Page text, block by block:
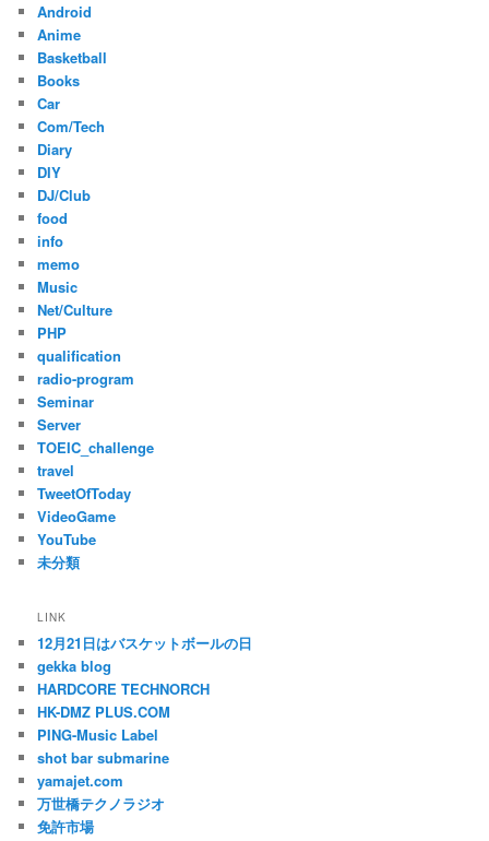
Android
Anime
Basketball
Books
Car
Com/Tech
Diary
DIY
DJ/Club
food
info
memo
Music
Net/Culture
PHP
qualification
radio-program
Seminar
Server
TOEIC_challenge
travel
TweetOfToday
VideoGame
YouTube
未分類
LINK
12月21日はバスケットボールの日
gekka blog
HARDCORE TECHNORCH
HK-DMZ PLUS.COM
PING-Music Label
shot bar submarine
yamajet.com
万世橋テクノラジオ
免許市場